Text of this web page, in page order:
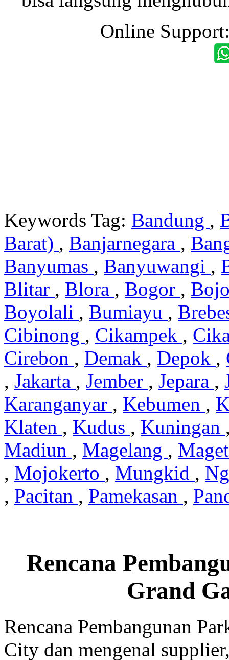
Online
Keywords Tag: Bandung ,
Barat) , Banjarnegara ,
Banyumas , Banyuwangi ,
Blitar , Blora , Bogor ,
Boyolali , Bumiayu ,
Cibinong , Cikampek ,
Cirebon , Demak , Depok ,
, Jakarta , Jember , Jepara ,
Karanganyar , Kebumen ,
Klaten , Kudus , Kuningan
Madiun , Magelang ,
, Mojokerto , Mungkid ,
, Pacitan , Pamekasan ,
Rencana
Grand
Rencana Pembangunan
City dan mengenal